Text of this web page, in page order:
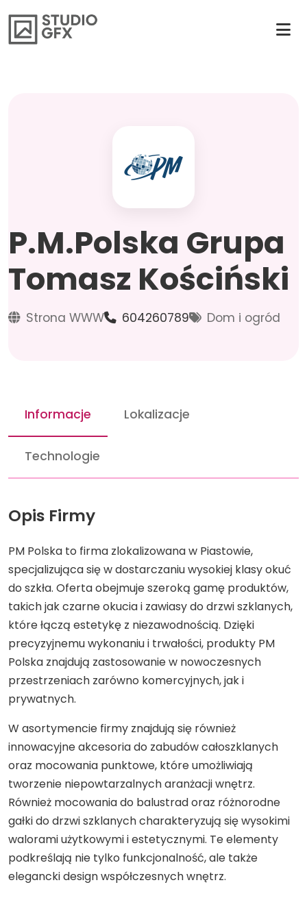
P.M.Polska Grupa
Tomasz Kościński
Strona WWW 604260789 Dom i ogród
Informacje Lokalizacje
Technologie
Opis Firmy
PM Polska to firma zlokalizowana w Piastowie,
specjalizująca się w dostarczaniu wysokiej klasy okuć
do szkła. Oferta obejmuje szeroką gamę produktów,
takich jak czarne okucia i zawiasy do drzwi szklanych,
które łączą estetykę z niezawodnością. Dzięki
precyzyjnemu wykonaniu i trwałości, produkty PM
Polska znajdują zastosowanie w nowoczesnych
przestrzeniach zarówno komercyjnych, jak i
prywatnych.
W asortymencie firmy znajdują się również
innowacyjne akcesoria do zabudów całoszklanych
oraz mocowania punktowe, które umożliwiają
tworzenie niepowtarzalnych aranżacji wnętrz.
Również mocowania do balustrad oraz różnorodne
gałki do drzwi szklanych charakteryzują się wysokimi
walorami użytkowymi i estetycznymi. Te elementy
podkreślają nie tylko funkcjonalność, ale także
elegancki design współczesnych wnętrz.